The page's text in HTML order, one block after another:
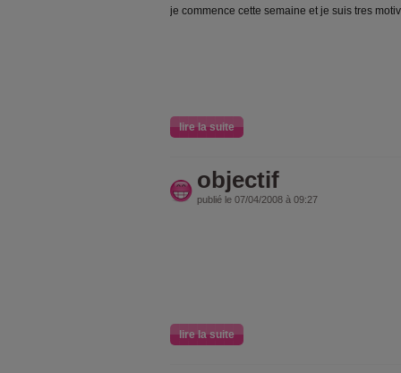
je commence cette semaine et je suis tres
lire la suite
objectif
publié le 07/04/2008 à 09:27
lire la suite